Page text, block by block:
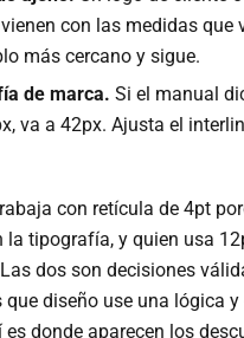
con las medidas que
más cercano y sigue.
de marca. Si el manual
va a 42px. Ajusta el
con retícula de 4pt
la tipografía, y quien usa
dos son decisiones
diseño use una lógica
donde aparecen los